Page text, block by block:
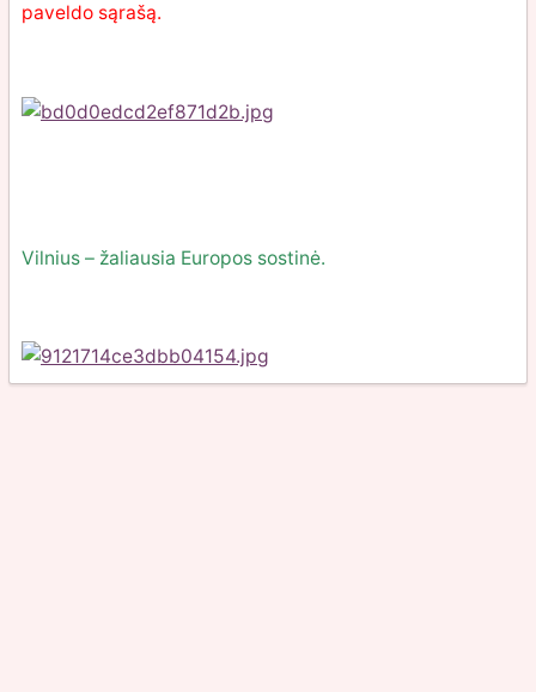
paveldo sąrašą.
Vilnius – žaliausia Europos sostinė.